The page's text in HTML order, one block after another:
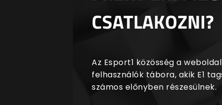
CSATLAKOZNI?
Az Esport1 közösség a
felhasználók tábora, akik E1
számos előnyben részesülnek.